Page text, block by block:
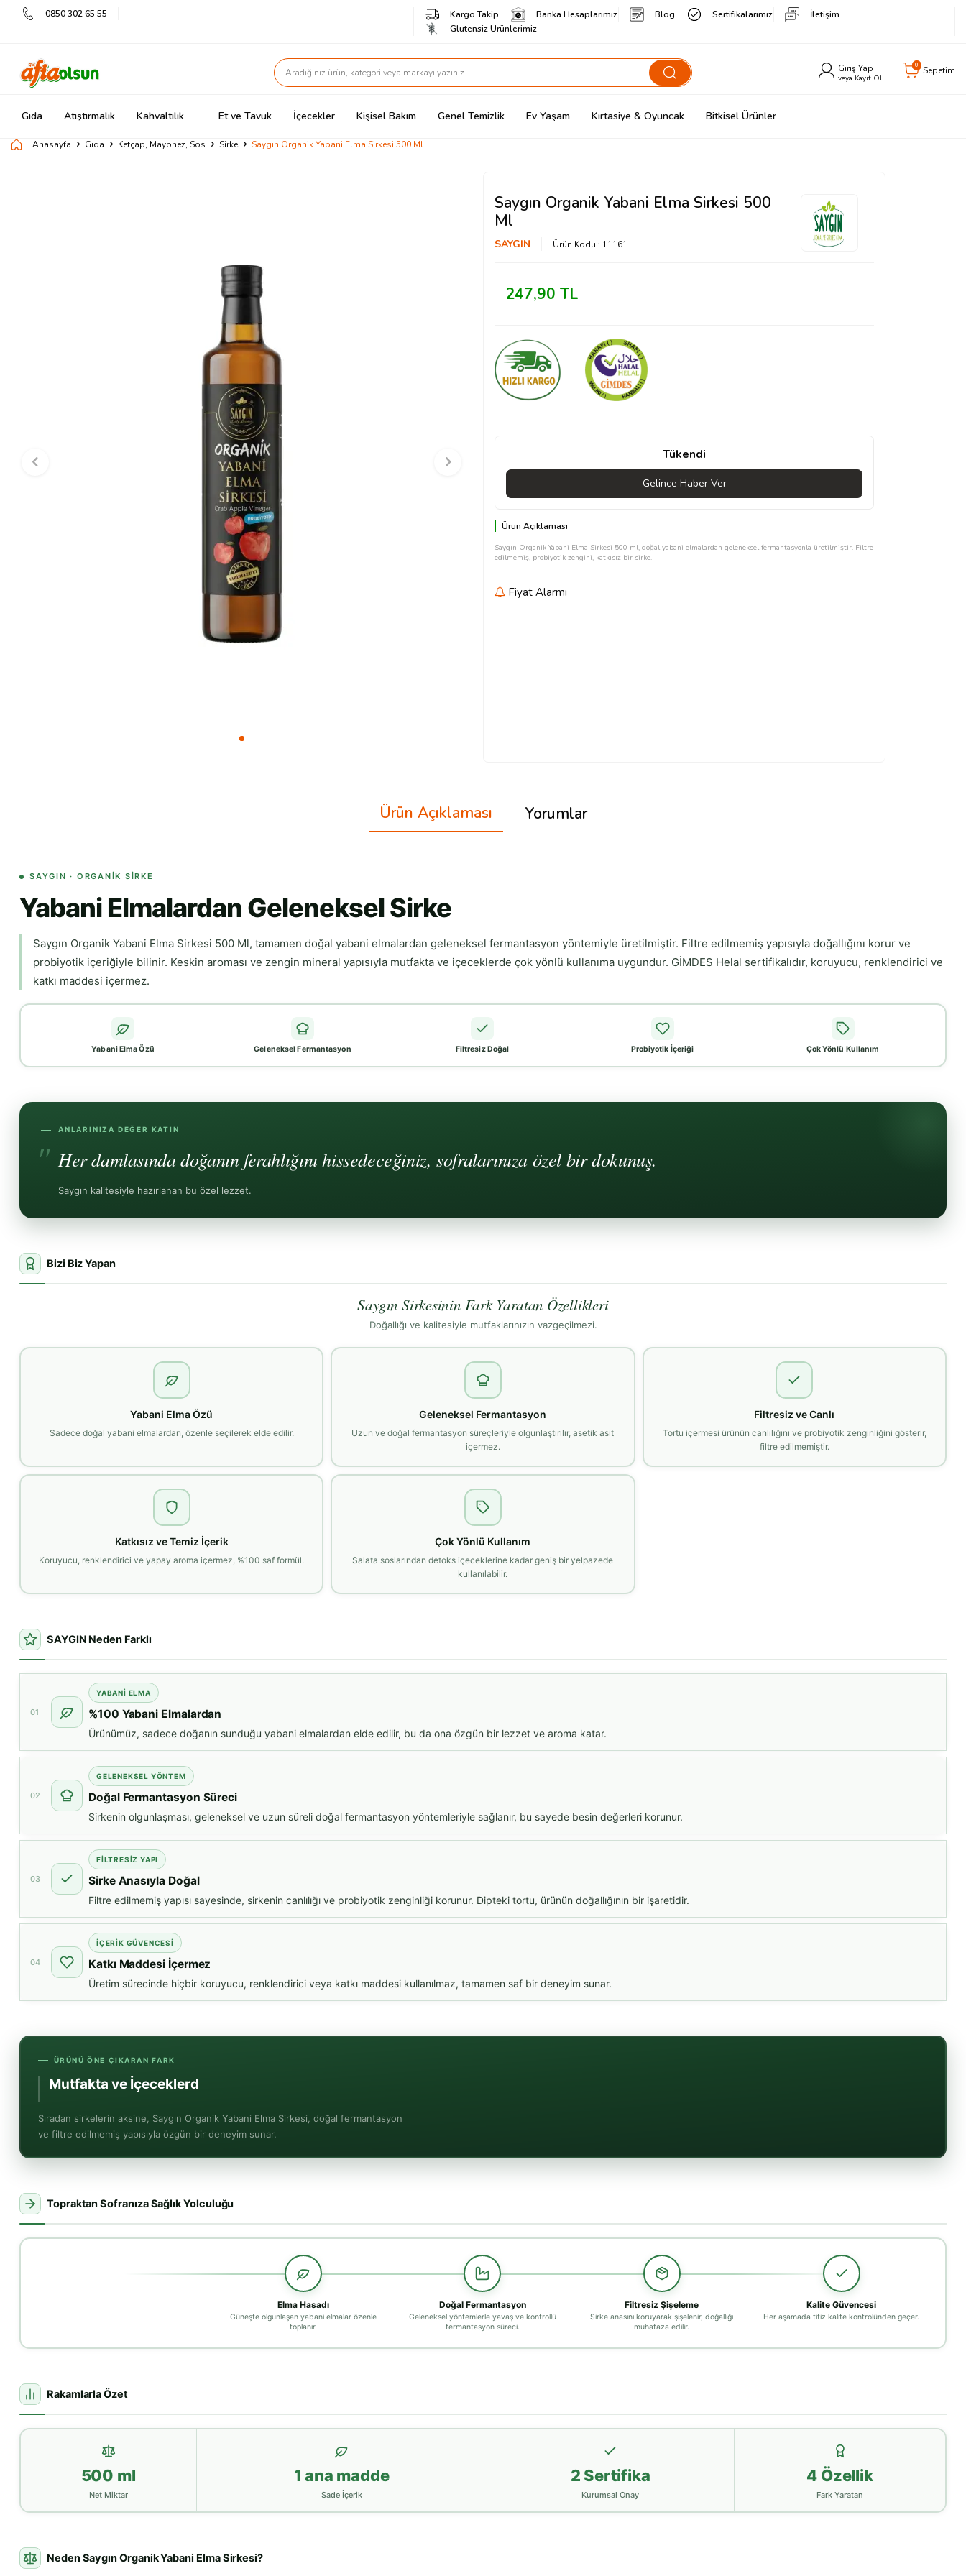
0850 302 65 55 Kargo Takip Banka Hesaplarımız Blog Sertifikalarımız
İletişim
Glutensiz Ürünlerimiz
Giriş Yap
veya Kayıt Ol
0 Sepetim
Gıda Atıştırmalık Kahvaltılık Et ve Tavuk İçecekler Kişisel Bakım Genel Temizlik Ev Yaşam Kırtasiye & Oyuncak Bitkisel Ürünler
Anasayfa Gıda Ketçap, Mayonez, Sos Sirke Saygın Organik Yabani Elma Sirkesi 500 Ml
Saygın Organik Yabani Elma Sirkesi 500
Ml
SAYGIN Ürün Kodu : 11161
247,90 TL
Tükendi
Gelince Haber Ver
Ürün Açıklaması
Saygın Organik Yabani Elma Sirkesi 500 ml, doğal yabani elmalardan geleneksel fermantasyonla üretilmiştir. Filtre
edilmemiş, probiyotik zengini, katkısız bir sirke.
Fiyat Alarmı
Ürün Açıklaması Yorumlar
SAYGIN · ORGANIK SIRKE
Yabani Elmalardan Geleneksel Sirke
Saygın Organik Yabani Elma Sirkesi 500 Ml, tamamen doğal yabani elmalardan geleneksel fermantasyon yöntemiyle üretilmiştir. Filtre edilmemiş yapısıyla doğallığını korur ve
probiyotik içeriğiyle bilinir. Keskin aroması ve zengin mineral yapısıyla mutfakta ve içeceklerde çok yönlü kullanıma uygundur. GİMDES Helal sertifikalıdır, koruyucu, renklendirici ve
katkı maddesi içermez.
Yabani Elma Özü Geleneksel Fermantasyon Filtresiz Doğal Probiyotik İçeriği Çok Yönlü Kullanım
ANLARINIZA DEĞER KATIN
Her damlasında doğanın ferahlığını hissedeceğiniz, sofralarınıza özel bir dokunuş.
Saygın kalitesiyle hazırlanan bu özel lezzet.
Bizi Biz Yapan
Saygın Sirkesinin Fark Yaratan Özellikleri
Doğallığı ve kalitesiyle mutfaklarınızın vazgeçilmezi.
Yabani Elma Özü
Sadece doğal yabani elmalardan, özenle seçilerek elde edilir.
Geleneksel Fermantasyon
Uzun ve doğal fermantasyon süreçleriyle olgunlaştırılır, asetik asit
içermez.
Filtresiz ve Canlı
Tortu içermesi ürünün canlılığını ve probiyotik zenginliğini gösterir,
filtre edilmemiştir.
Katkısız ve Temiz İçerik
Koruyucu, renklendirici ve yapay aroma içermez, %100 saf formül.
Çok Yönlü Kullanım
Salata soslarından detoks içeceklerine kadar geniş bir yelpazede
kullanılabilir.
SAYGIN Neden Farklı
01
YABANI ELMA
%100 Yabani Elmalardan
Ürünümüz, sadece doğanın sunduğu yabani elmalardan elde edilir, bu da ona özgün bir lezzet ve aroma katar.
02
GELENEKSEL YÖNTEM
Doğal Fermantasyon Süreci
Sirkenin olgunlaşması, geleneksel ve uzun süreli doğal fermantasyon yöntemleriyle sağlanır, bu sayede besin değerleri korunur.
03
FILTRESIZ YAPI
Sirke Anasıyla Doğal
Filtre edilmemiş yapısı sayesinde, sirkenin canlılığı ve probiyotik zenginliği korunur. Dipteki tortu, ürünün doğallığının bir işaretidir.
04
İÇERIK GÜVENCESI
Katkı Maddesi İçermez
Üretim sürecinde hiçbir koruyucu, renklendirici veya katkı maddesi kullanılmaz, tamamen saf bir deneyim sunar.
ÜRÜNÜ ÖNE ÇIKARAN FARK
Sıradan sirkelerin aksine, Saygın Organik Yabani Elma Sirkesi, doğal fermantasyon
ve filtre edilmemiş yapısıyla özgün bir deneyim sunar.
Topraktan Sofranıza Sağlık Yolculuğu
Elma Hasadı
Güneşte olgunlaşan yabani elmalar özenle
toplanır.
Doğal Fermantasyon
Geleneksel yöntemlerle yavaş ve kontrollü
fermantasyon süreci.
Filtresiz Şişeleme
Sirke anasını koruyarak şişelenir, doğallığı
muhafaza edilir.
Kalite Güvencesi
Her aşamada titiz kalite kontrolünden geçer.
Rakamlarla Özet
500 ml
Net Miktar
1 ana madde
Sade İçerik
2 Sertifika
Kurumsal Onay
4 Özellik
Fark Yaratan
Neden Saygın Organik Yabani Elma Sirkesi?